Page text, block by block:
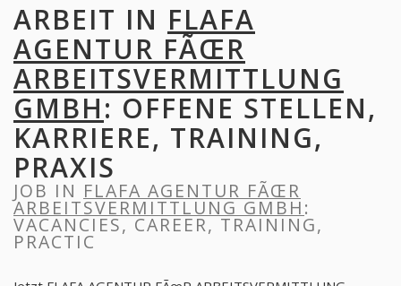
ARBEIT IN FLAFA
AGENTUR FÃŒR
ARBEITSVERMITTLUNG
GMBH: OFFENE STELLEN,
KARRIERE, TRAINING,
PRAXIS
JOB IN FLAFA AGENTUR FÃŒR
ARBEITSVERMITTLUNG GMBH:
VACANCIES, CAREER, TRAINING,
PRACTIC